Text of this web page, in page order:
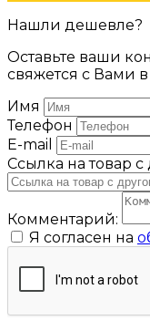
Нашли дешевле?
Оставьте ваши
свяжется с Вами
Имя
Телефон
E-mail
Ссылка на товар с
Комментарий:
Я согласен на